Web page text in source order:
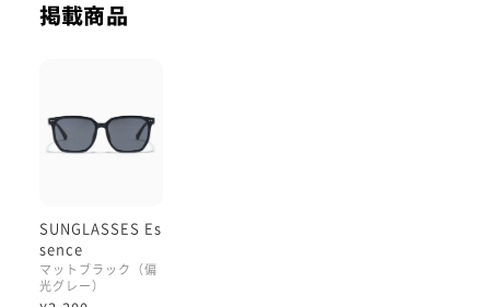
掲載商品
SUNGLASSES Es
sence
マットブラック（偏
光グレー）